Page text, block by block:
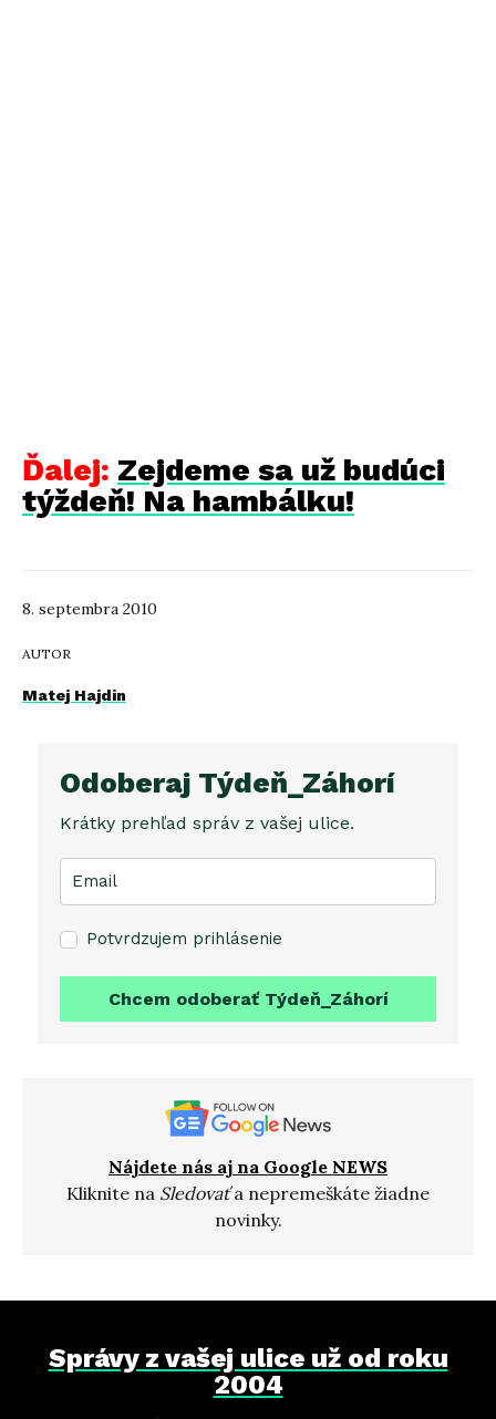
8. septembra 2010
AUTOR
Matej Hajdin
Ďalej: Zejdeme sa už budúci
týždeň! Na hambálku!
Odoberaj Týdeň_Záhorí
Krátky prehľad správ z vašej ulice.
Potvrdzujem prihlásenie
Chcem odoberať Týdeň_Záhorí
Nájdete nás aj na Google NEWS
Kliknite na Sledovaťa nepremeškáte žiadne
novinky.
Správy z vašej ulice už od roku
2004